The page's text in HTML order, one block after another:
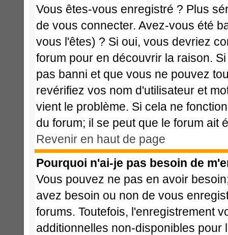
Vous êtes-vous enregistré ? Plus
de vous connecter. Avez-vous été
vous l'êtes) ? Si oui, vous devriez
forum pour en découvrir la raison.
pas banni et que vous ne pouvez
revérifiez vos nom d'utilisateur et
vient le problème. Si cela ne
du forum; il se peut que le forum ait
Revenir en haut de page
Pourquoi n'ai-je pas besoin de
Vous pouvez ne pas en avoir
avez besoin ou non de vous
forums. Toutefois, l'enregistrement
additionnelles non-disponibles pour